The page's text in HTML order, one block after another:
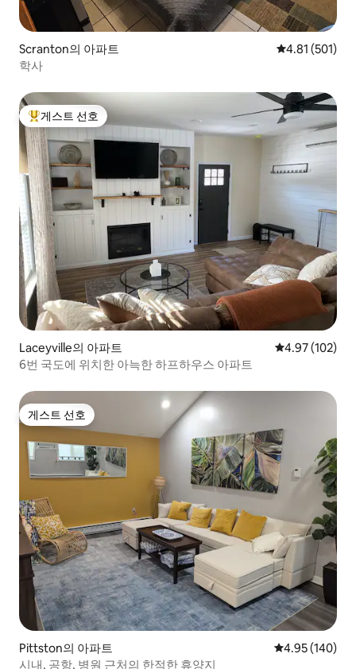
Scranton의 아파트 평점 4.81점(5
4.81 (501)
학사
상위 게스트 선호
게스트 선호
Laceyville의 아파트 평점 4.97점(5
4.97 (102)
6번 국도에 위치한 아늑한 하프하우스 아파트
게스트 선호
게스트 선호
Pittston의 아파트 평점 4.95점(5
4.95 (140)
시내, 공항, 병원 근처의 한적한 휴양지